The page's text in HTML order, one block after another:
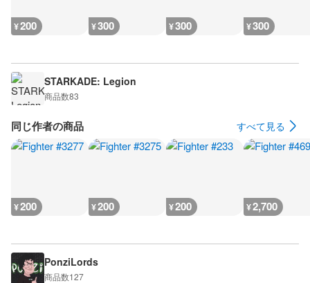
¥200 ¥300 ¥300 ¥300
STARKADE: Legion
商品数83
同じ作者の商品 すべて見る
¥200 ¥200 ¥200 ¥2,700
PonziLords
商品数127